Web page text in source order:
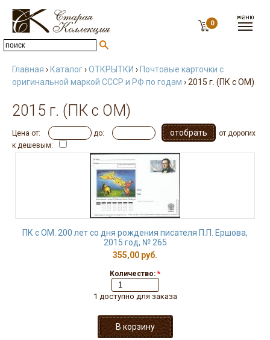
0
Главная › Каталог›ОТКРЫТКИ › Почтовые карточки с
оригинальной маркой СССР и РФ по годам › 2015 г. (ПК с ОМ)
2015 г. (ПК с ОМ)
Цена от: до:
от дорогих
к дешевым:
ПК с ОМ. 200 лет со дня рождения писателя П.П. Ершова,
2015 год, № 265
355,00 руб.
Количество: *
1 доступно для заказа